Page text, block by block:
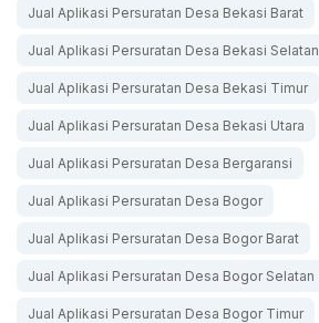
Jual Aplikasi Persuratan Desa Bekasi Barat
Jual Aplikasi Persuratan Desa Bekasi Selatan
Jual Aplikasi Persuratan Desa Bekasi Timur
Jual Aplikasi Persuratan Desa Bekasi Utara
Jual Aplikasi Persuratan Desa Bergaransi
Jual Aplikasi Persuratan Desa Bogor
Jual Aplikasi Persuratan Desa Bogor Barat
Jual Aplikasi Persuratan Desa Bogor Selatan
Jual Aplikasi Persuratan Desa Bogor Timur